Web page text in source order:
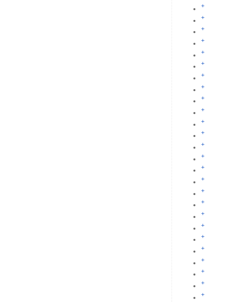
+
+
+
+
+
+
+
+
+
+
+
+
+
+
+
+
+
+
+
+
+
+
+
+
+
+